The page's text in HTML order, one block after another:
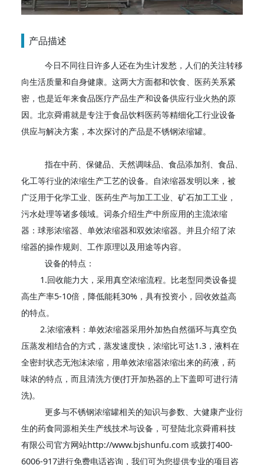
产品描述
今日不同往日许多人还在为生计发愁，人们的关注转移
向生活质量和自身健康。这两大方面都和饮食、医药关系紧
密，也是近年来食品医疗产品生产和设备供应行业火热的原
因。北京舜甫就是专注于食品饮料医药等精细化工行业设备
供应与解决方案，本次探讨的产品是不锈钢浓缩罐。
指在中药、保健品、天然调味品、食品添加剂、食品、
化工等行业的浓缩生产工艺的设备。自浓缩器发明以来，被
广泛用于化学工业、医药生产与加工工业、矿石加工工业，
污水处理等诸多领域。词条介绍生产中所应用的主流浓缩
器：球形浓缩器、单效浓缩器和双效浓缩器。并且介绍了浓
缩器的操作规则、工作原理以及用途等内容。
设备的特点：
1.回收能力大，采用真空浓缩流程。比老型同类设备提
高生产率5-10倍，降低能耗30%，具有投资小，回收效益高
的特点。
2.浓缩液料：单效浓缩器采用外加热自然循环与真空负
压蒸发相结合的方式，蒸发速度快，浓缩比可达1.3，液料在
全密封状态无泡沫浓缩，用单效浓缩器浓缩出来的药液，药
味浓的特点，而且清洗方便(打开加热器的上下盖即可进行清
洗)。
更多与不锈钢浓缩罐相关的知识与参数、大健康产业衍
生的药食同源相关生产线技术与设备，可登陆北京舜甫科技
有限公司官方网站http://www.bjshunfu.com 或拨打400-
6006-917进行免费电话咨询，我们可为您提供专业的项目咨